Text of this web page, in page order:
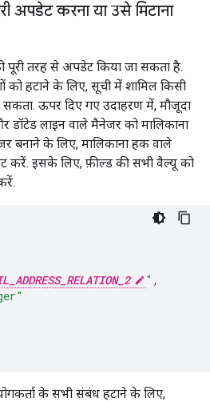
अपडेट करना या उसे मिटाना
पूरी तरह से अपडेट किया जा सकता है.
को हटाने के लिए, सूची में शामिल किसी
सकता. ऊपर दिए गए उदाहरण में, मौजूदा
लाइन वाले मैनेजर को मालिकाना
बनाने के लिए, मालिकाना हक वाले
करें. इसके लिए, फ़ील्ड की सभी वैल्यू को
" ,
के सभी संबंध हटाने के लिए,